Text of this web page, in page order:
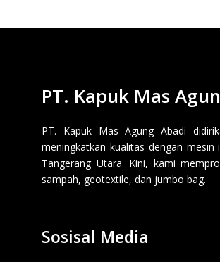
PT. Kapuk Mas
PT. Kapuk Mas Agung Abadi
meningkatkan kualitas dengan
Tangerang Utara. Kini, kami
sampah, geotextile, dan jumbo bag.
Sosisal Media